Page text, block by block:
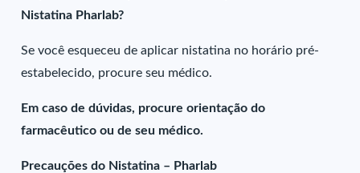
Nistatina Pharlab?
Se você esqueceu de aplicar nistatina no horário pré-
estabelecido, procure seu médico.
Em caso de dúvidas, procure orientação do
farmacêutico ou de seu médico.
Precauções do Nistatina – Pharlab